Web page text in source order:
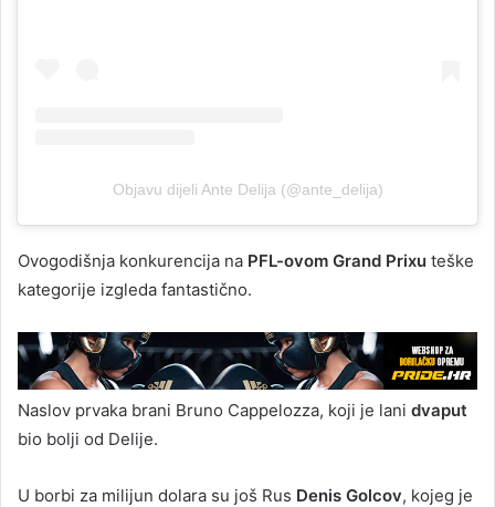
Objavu dijeli Ante Delija (@ante_delija)
Ovogodišnja konkurencija na PFL-ovom Grand Prixu teške
kategorije izgleda fantastično.
Naslov prvaka brani Bruno Cappelozza, koji je lani dvaput
bio bolji od Delije.
U borbi za milijun dolara su još Rus Denis Golcov, kojeg je